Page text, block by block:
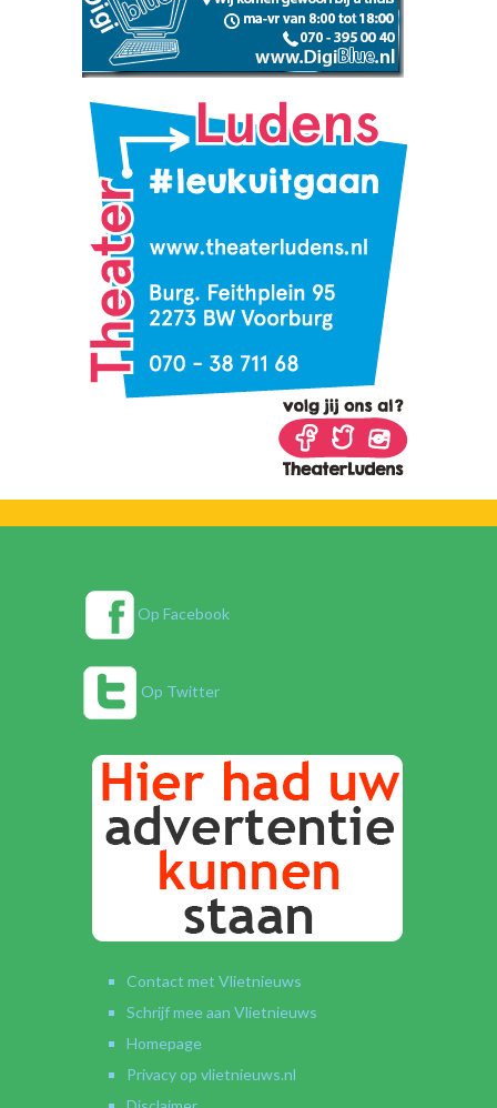
Op Facebook
Op Twitter
Contact met Vlietnieuws
Schrijf mee aan Vlietnieuws
Homepage
Privacy op vlietnieuws.nl